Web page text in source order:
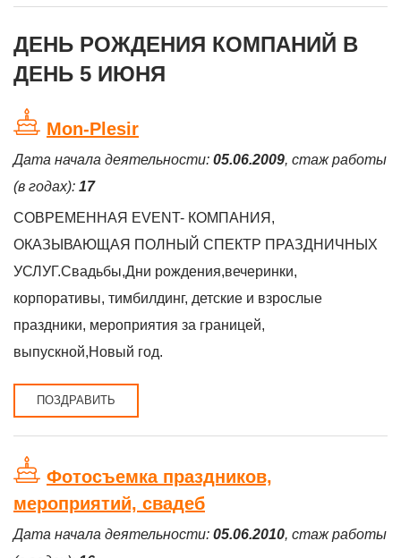
ДЕНЬ РОЖДЕНИЯ КОМПАНИЙ В
ДЕНЬ 5 ИЮНЯ
Mon-Plesir
Дата начала деятельности: 05.06.2009, стаж работы
(в годах): 17
СОВРЕМЕННАЯ EVENT- КОМПАНИЯ,
ОКАЗЫВАЮЩАЯ ПОЛНЫЙ СПЕКТР ПРАЗДНИЧНЫХ
УСЛУГ.Свадьбы,Дни рождения,вечеринки,
корпоративы, тимбилдинг, детские и взрослые
праздники, мероприятия за границей,
выпускной,Новый год.
ПОЗДРАВИТЬ
Фотосъемка праздников,
мероприятий, свадеб
Дата начала деятельности: 05.06.2010, стаж работы